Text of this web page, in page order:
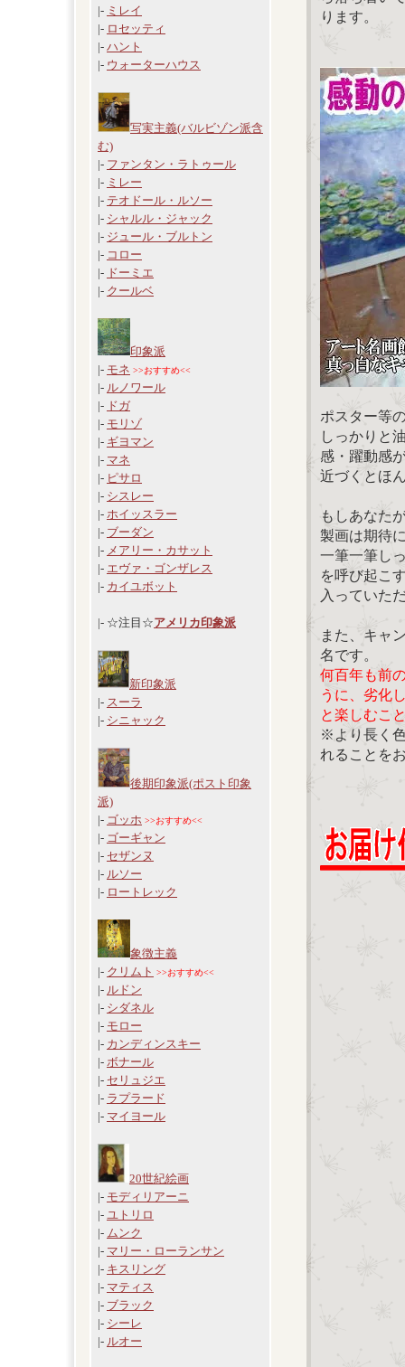
|- ミレイ
|- ロセッティ
|- ハント
|- ウォーターハウス
写実主義(バルビゾン派含
む)
|- ファンタン・ラトゥール
|- ミレー
|- テオドール・ルソー
|- シャルル・ジャック
|- ジュール・ブルトン
|- コロー
|- ドーミエ
|- クールベ
印象派
|- モネ >>おすすめ<<
|- ルノワール
|- ドガ
|- モリゾ
|- ギヨマン
|- マネ
|- ピサロ
|- シスレー
|- ホイッスラー
|- ブーダン
|- メアリー・カサット
|- エヴァ・ゴンザレス
|- カイユボット
|- ☆注目☆アメリカ印象派
新印象派
|- スーラ
|- シニャック
後期印象派(ポスト印象
派)
|- ゴッホ >>おすすめ<<
|- ゴーギャン
|- セザンヌ
|- ルソー
|- ロートレック
象徴主義
|- クリムト >>おすすめ<<
|- ルドン
|- シダネル
|- モロー
|- カンディンスキー
|- ボナール
|- セリュジエ
|- ラプラード
|- マイヨール
20世紀絵画
|- モディリアーニ
|- ユトリロ
|- ムンク
|- マリー・ローランサン
|- キスリング
|- マティス
|- ブラック
|- シーレ
|- ルオー
ります。
ポスター等
しっかりと
感・躍動感
近づくとほ
もしあなた
製画は期待
一筆一筆し
を呼び起こ
入っていた
また、キャ
名です。
何百年も前
うに、劣化
と楽しむこ
※より長く
れることを